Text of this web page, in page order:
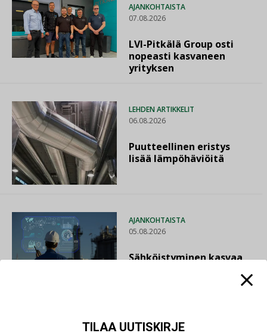
AJANKOHTAISTA
07.08.2026
LVI-Pitkälä Group osti
nopeasti kasvaneen
yrityksen
LEHDEN ARTIKKELIT
06.08.2026
Puutteellinen eristys
lisää lämpöhäviöitä
AJANKOHTAISTA
05.08.2026
Sähköistyminen kasvaa
TILAA UUTISKIRJE